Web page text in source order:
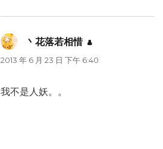
丶花落若相惜 说
道：
2013 年 6 月 23 日 下午 6:40
我不是人妖。。